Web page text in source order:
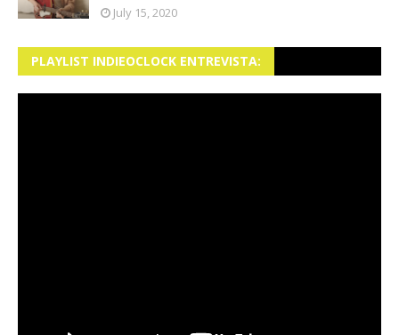
July 15, 2020
PLAYLIST INDIEOCLOCK ENTREVISTA: